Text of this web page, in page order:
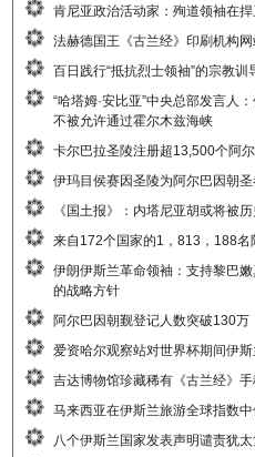
肯尼亚政治活动家：殉道领袖在
法赫德国王《古兰经》印刷机构
百日践行“抵抗烈士领袖”的宗教训
“哈塔姆·安比亚”中央总部发言人
不被允许通过霍尔木兹海峡
卡尔巴拉圣陵注册超13,500个阿
伊玛目侯赛因圣陵为阿尔巴因朝
《国土报》：内塔尼亚胡或将被
来自172个国家的1，813，188名
伊朗伊斯兰革命领袖：支持黎巴
的战略方针
阿尔巴因朝觐登记人数突破130万
爱资哈尔观察站对世界杯期间伊
吉达博物馆珍藏稀有《古兰经》
马来西亚在伊斯兰旅游全球指数
八个伊斯兰国家发表声明谴责犹